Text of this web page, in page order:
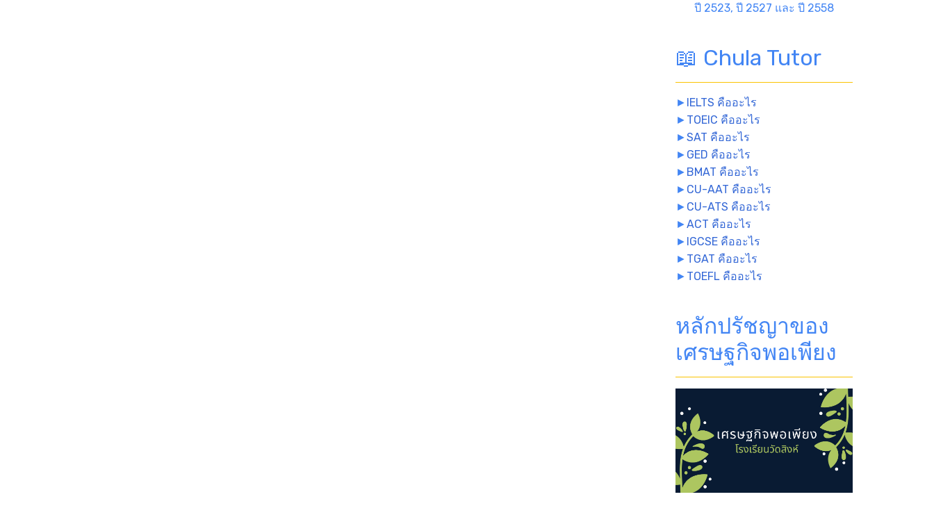
ปี 2523, ปี 2527 และ ปี 2558
📖 Chula Tutor
► IELTS คืออะไร
► TOEIC คืออะไร
►SAT คืออะไร
► GED คืออะไร
► BMAT คืออะไร
► CU-AAT คืออะไร
► CU-ATS คืออะไร
►ACT คืออะไร
► IGCSE คืออะไร
► TGAT คืออะไร
► TOEFL คืออะไร
หลักปรัชญาของ
เศรษฐกิจพอเพียง